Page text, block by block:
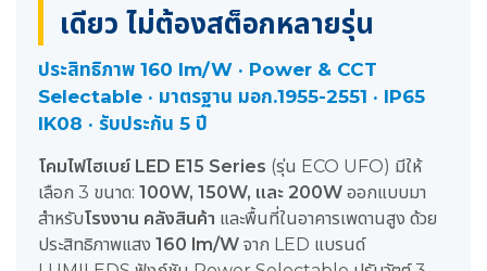
เดียว ไม่ต้องสต็อกหลายรุ่น
ประสิทธิภาพ 160 lm/W · Power & CCT
Selectable · มาตรฐาน มอก.1955-2551 · IP65
IK08 · รับประกัน 5 ปี
โคมไฟไฮเบย์ LED E15 Series (รุ่น ECO UFO) มีให้
เลือก 3 ขนาด: 100W, 150W, และ 200W ออกแบบมา
สำหรับโรงงาน คลังสินค้า และพื้นที่ในอาคารเพดานสูง ด้วย
ประสิทธิภาพแสง 160 lm/W จาก LED แบรนด์